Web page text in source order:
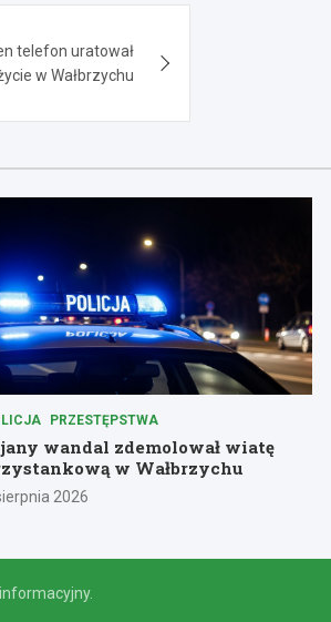
telefon uratował
w Wałbrzychu
PRZESTĘPSTWA
wandal zdemolował wiatę
w Wałbrzychu
2026